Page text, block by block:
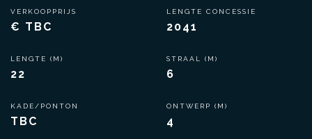
VERKOOPPRIJS
€ TBC
LENGTE (M)
22
KADE/PONTON
TBC
LENGTE CONCESSIE
2041
STRAAL (M)
6
ONTWERP (M)
4